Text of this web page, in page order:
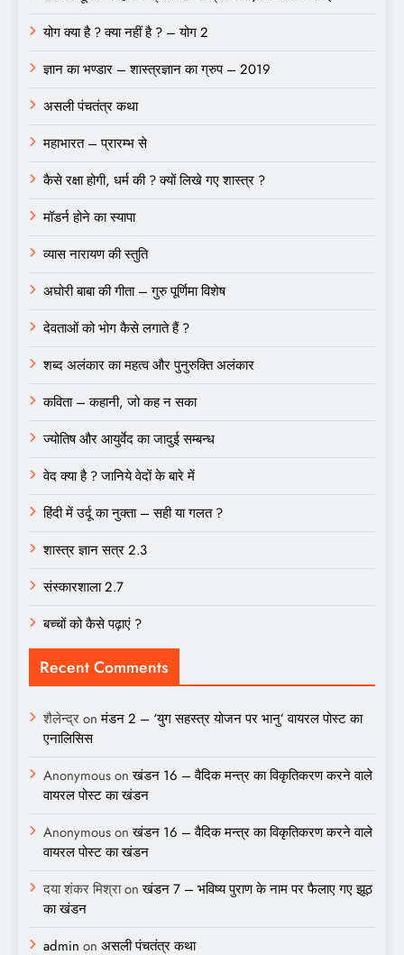
योग क्या है ? क्या नहीं है ? – योग 2
ज्ञान का भण्डार – शास्त्रज्ञान का ग्रुप – 2019
असली पंचतंत्र कथा
महाभारत – प्रारम्भ से
कैसे रक्षा होगी, धर्म की ? क्यों लिखे गए शास्त्र ?
मॉडर्न होने का स्यापा
व्यास नारायण की स्तुति
अघोरी बाबा की गीता – गुरु पूर्णिमा विशेष
देवताओं को भोग कैसे लगाते हैं ?
शब्द अलंकार का महत्व और पुनुरुक्ति अलंकार
कविता – कहानी, जो कह न सका
ज्योतिष और आयुर्वेद का जादुई सम्बन्ध
वेद क्या है ? जानिये वेदों के बारे में
हिंदी में उर्दू का नुक्ता – सही या गलत ?
शास्त्र ज्ञान सत्र 2.3
संस्कारशाला 2.7
बच्चों को कैसे पढ़ाएं ?
Recent Comments
शैलेन्द्रonमंडन 2 – ‘युग सहस्त्र योजन पर भानु’ वायरल पोस्ट का
एनालिसिस
Anonymousonखंडन 16 – वैदिक मन्त्र का विकृतिकरण करने वाले
वायरल पोस्ट का खंडन
Anonymousonखंडन 16 – वैदिक मन्त्र का विकृतिकरण करने वाले
वायरल पोस्ट का खंडन
दया शंकर मिश्राonखंडन 7 – भविष्य पुराण के नाम पर फैलाए गए झूठ
का खंडन
admin on असली पंचतंत्र कथा